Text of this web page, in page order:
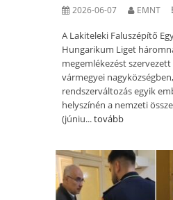
2026-06-07 EMNT
A Lakiteleki Faluszépítő
Hungarikum Liget
megemlékezést szervezett
vármegyei
rendszerváltozás egyik
helyszínén a nemzeti
(júniu...tovább